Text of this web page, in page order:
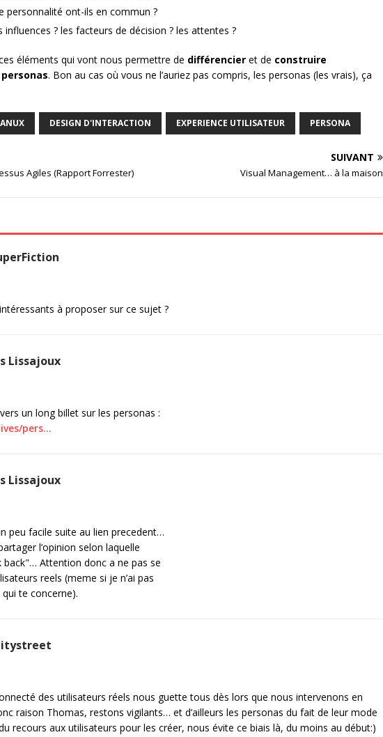
personnalité ont-ils en commun ?
influences ? les facteurs de décision ? les attentes ?
éléments qui vont nous permettre de différencier et de construire
. Bon au cas où vous ne l’auriez pas compris, les personas (les vrais), ça
DESIGN D'INTERACTION EXPERIENCE UTILISATEUR PERSONA
Agiles (Rapport Forrester)
SUIVANT
Visual Management… à la maison
à proposer sur ce sujet ?
Lissajoux
un long billet sur les personas :
pers…
Lissajoux
peu facile suite au lien precedent…
l’opinion selon laquelle
back"… Attention donc a ne pas se
reels (meme si je n’ai pas
te concerne).
des utilisateurs réels nous guette tous dès lors que nous intervenons en
raison Thomas, restons vigilants… et d’ailleurs les personas du fait de leur mode
recours aux utilisateurs pour les créer, nous évite ce biais là, du moins au début:)